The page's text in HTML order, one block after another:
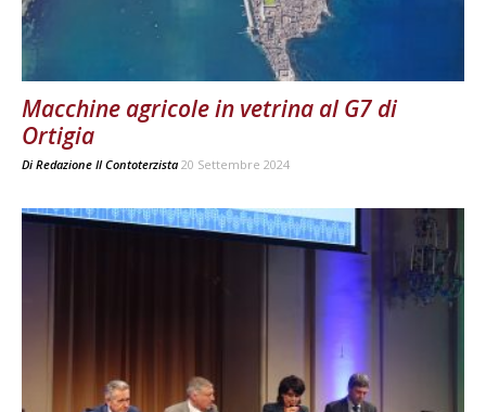
Macchine agricole in vetrina al G7 di
Ortigia
Di Redazione Il Contoterzista 20 Settembre 2024